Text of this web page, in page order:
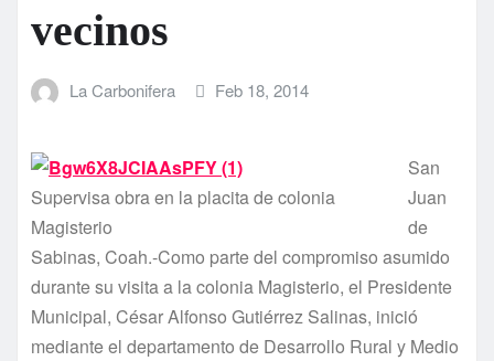
vecinos
La Carbonifera Feb 18, 2014
Supervisa obra en la placita de colonia
Magisterio
San
Juan
de
Sabinas, Coah.-Como parte del compromiso asumido
durante su visita a la colonia Magisterio, el Presidente
Municipal, César Alfonso Gutiérrez Salinas, inició
mediante el departamento de Desarrollo Rural y Medio